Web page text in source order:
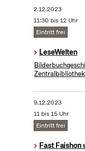
2.12.2023
11:30 bis 12 Uhr
Eintritt frei
LeseWelten
Zentralbibliothek
9.12.2023
11 bis 15 Uhr
Eintritt frei
Fast Faishon